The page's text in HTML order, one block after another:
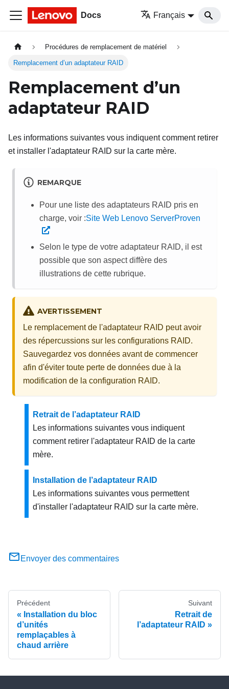
Docs Français
Procédures de remplacement de matériel
Remplacement d’un adaptateur RAID
Remplacement d’un
adaptateur RAID
Les informations suivantes vous indiquent comment retirer
et installer l'adaptateur RAID sur la carte mère.
REMARQUE
Pour une liste des adaptateurs RAID pris en
charge, voir :Site Web Lenovo ServerProven
Selon le type de votre adaptateur RAID, il est
possible que son aspect diffère des
illustrations de cette rubrique.
AVERTISSEMENT
Le remplacement de l'adaptateur RAID peut avoir
des répercussions sur les configurations RAID.
Sauvegardez vos données avant de commencer
afin d'éviter toute perte de données due à la
modification de la configuration RAID.
Retrait de l’adaptateur RAID
Les informations suivantes vous indiquent
comment retirer l'adaptateur RAID de la carte
mère.
Installation de l’adaptateur RAID
Les informations suivantes vous permettent
d'installer l'adaptateur RAID sur la carte mère.
Envoyer des commentaires
Précédent
Installation du bloc
d’unités
remplaçables à
chaud arrière
Suivant
Retrait de
l’adaptateur RAID